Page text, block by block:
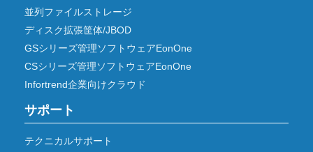
並列ファイルストレージ
ディスク拡張筐体/JBOD
GSシリーズ管理ソフトウェアEonOne
CSシリーズ管理ソフトウェアEonOne
Infortrend企業向けクラウド
サポート
テクニカルサポート